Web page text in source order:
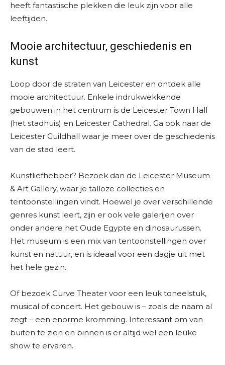
heeft fantastische plekken die leuk zijn voor alle
leeftijden.
Mooie architectuur, geschiedenis en
kunst
Loop door de straten van Leicester en ontdek alle
mooie architectuur. Enkele indrukwekkende
gebouwen in het centrum is de Leicester Town Hall
(het stadhuis) en Leicester Cathedral. Ga ook naar de
Leicester Guildhall waar je meer over de geschiedenis
van de stad leert.
Kunstliefhebber? Bezoek dan de Leicester Museum
& Art Gallery, waar je talloze collecties en
tentoonstellingen vindt. Hoewel je over verschillende
genres kunst leert, zijn er ook vele galerijen over
onder andere het Oude Egypte en dinosaurussen.
Het museum is een mix van tentoonstellingen over
kunst en natuur, en is ideaal voor een dagje uit met
het hele gezin.
Of bezoek Curve Theater voor een leuk toneelstuk,
musical of concert. Het gebouw is – zoals de naam al
zegt – een enorme kromming. Interessant om van
buiten te zien en binnen is er altijd wel een leuke
show te ervaren.